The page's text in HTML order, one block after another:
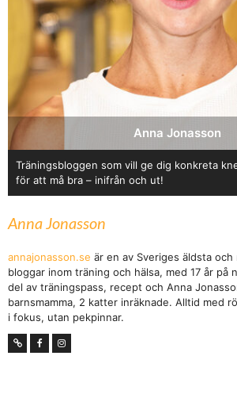
Anna Jonasson
Träningsbloggen som vill ge dig konkreta
för att må bra – inifrån och ut!
Anna Jonasson
annajonasson.se är en av Sveriges äldsta
bloggar inom träning och hälsa, med 17 år på
del av träningspass, recept och Anna
barnsmamma, 2 katter inräknade. Alltid med
i fokus, utan pekpinnar.